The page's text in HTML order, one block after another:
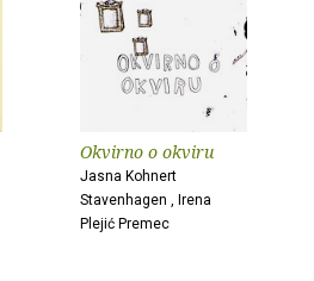
Okvirno o okviru
Jasna Kohnert
Stavenhagen , Irena
Plejić Premec